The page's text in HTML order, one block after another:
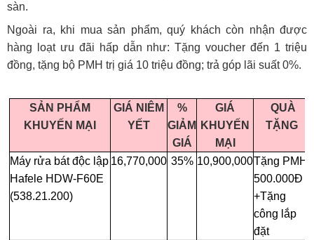
sàn.
Ngoài ra, khi mua sản phẩm, quý khách còn nhận được
hàng loạt ưu đãi hấp dẫn như: Tặng voucher đến 1 triệu
đồng, tặng bộ PMH trị giá 10 triệu đồng; trả góp lãi suất 0%.
SẢN PHẨM
KHUYẾN MẠI
GIÁ NIÊM
YẾT
%
GIẢM
GIÁ
GIÁ
KHUYẾN
MẠI
QUÀ
TẶNG
Máy rửa bát độc lập
Hafele HDW-F60E
(538.21.200)
16,770,000 35% 10,900,000Tặng PMH
500.000Đ
+Tặng
công lắp
đặt